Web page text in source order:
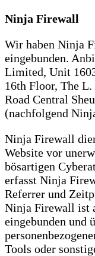
Ninja Firewall
Wir haben Ninja
eingebunden.
Limited, Unit
16th Floor, The L.
Road Central
(nachfolgend
Ninja Firewall
Website vor
bösartigen
erfasst Ninja
Referrer und
Ninja Firewall ist
eingebunden und
Tools oder